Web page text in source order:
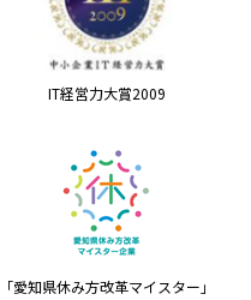
IT経営力大賞2009
「愛知県休み方改革マイスター」